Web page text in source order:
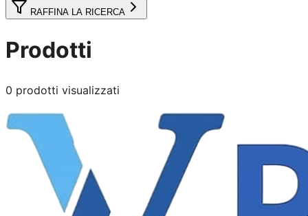
RAFFINA LA RICERCA
Prodotti
0 prodotti visualizzati